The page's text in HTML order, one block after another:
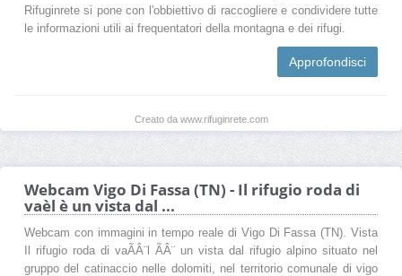
Rifuginrete si pone con l'obbiettivo di raccogliere e condividere tutte
le informazioni utili ai frequentatori della montagna e dei rifugi.
Approfondisci
Creato da www.rifuginrete.com
Webcam Vigo Di Fassa (TN) - Il rifugio roda di
vaèl è un vista dal ...
Webcam con immagini in tempo reale di Vigo Di Fassa (TN). Vista
Il rifugio roda di vaÃÂ¨l ÃÂ¨ un vista dal rifugio alpino situato nel
gruppo del catinaccio nelle dolomiti, nel territorio comunale di vigo